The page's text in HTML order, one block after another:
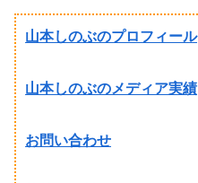
山本しのぶのプロフィール
山本しのぶのメディア実績
お問い合わせ